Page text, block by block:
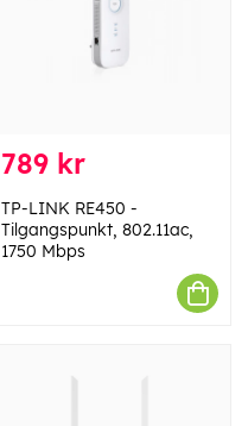
789 kr
TP-LINK RE450 -
Tilgangspunkt, 802.11ac,
1750 Mbps